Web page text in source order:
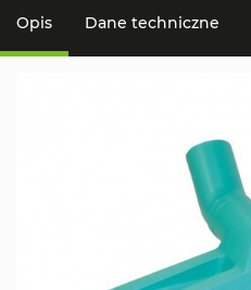
Opis Dane techniczne